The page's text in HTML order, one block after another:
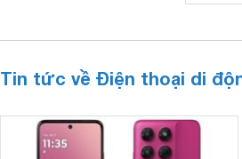
Tin tức về Điện thoại di